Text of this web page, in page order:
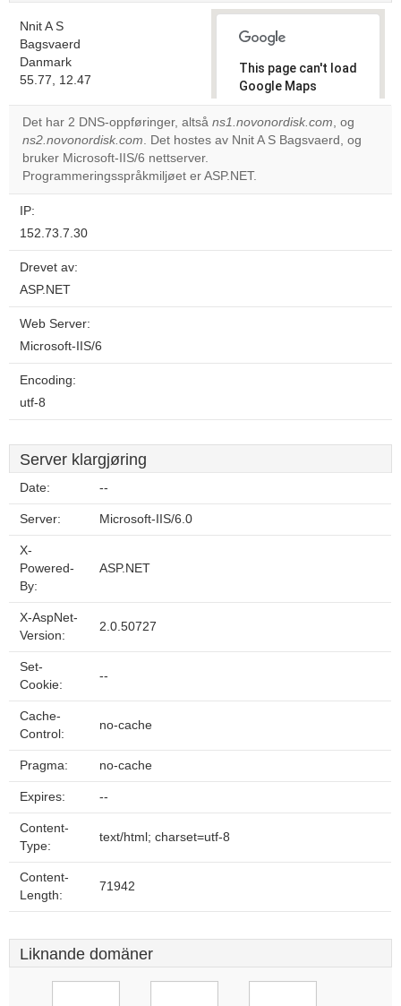
Nnit A S
Bagsvaerd
Danmark
55.77, 12.47
This page can't load
Google Maps
correctly.
Do you
website?
Det har 2 DNS-oppføringer, altså ns1.novonordisk.com, og
ns2.novonordisk.com. Det hostes av Nnit A S Bagsvaerd, og
bruker Microsoft-IIS/6 nettserver.
Programmeringsspråkmiljøet er ASP.NET.
IP:
152.73.7.30
Drevet av:
ASP.NET
Web Server:
Microsoft-IIS/6
Encoding:
utf-8
Server klargjøring
Date: --
Server: Microsoft-IIS/6.0
X-
Powered-
By:
ASP.NET
X-AspNet-
Version:
2.0.50727
Set-
Cookie:
--
Cache-
Control:
no-cache
Pragma: no-cache
Expires: --
Content-
Type:
text/html; charset=utf-8
Content-
Length:
71942
Liknande domäner